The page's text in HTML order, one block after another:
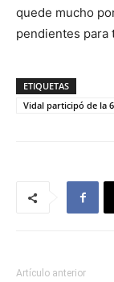
quede mucho
pendientes para
ETIQUETAS
Vidal participó de la
Artículo anterior